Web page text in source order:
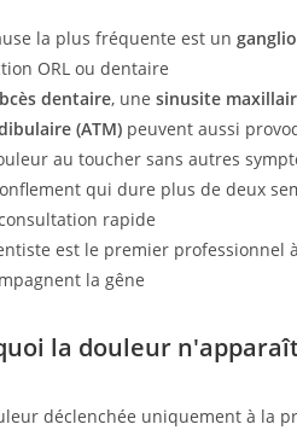
la plus fréquente est un
ORL ou dentaire
dentaire, une sinusite
(ATM) peuvent aussi
au toucher sans autres
qui dure plus de deux
rapide
est le premier professionnel
la gêne
la douleur
déclenchée uniquement à la